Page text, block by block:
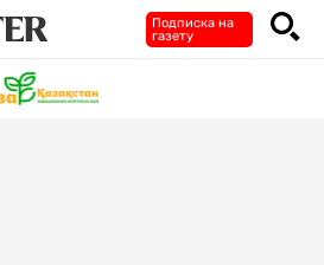
Подписка на
газету